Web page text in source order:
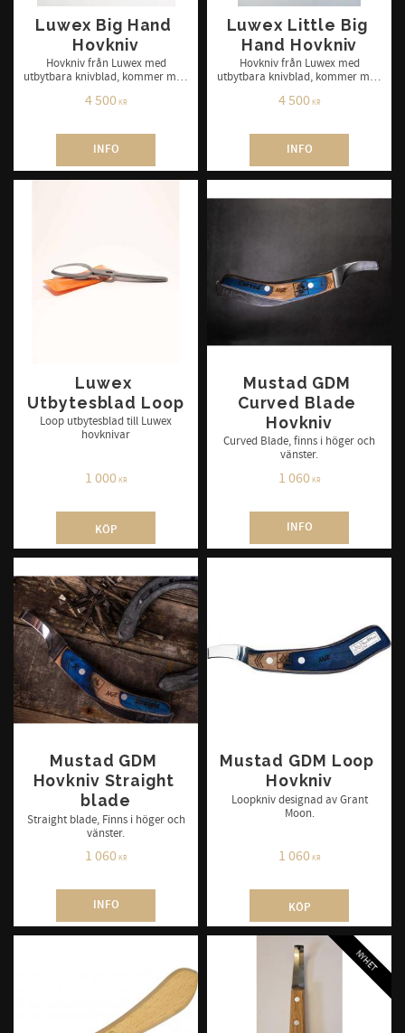
Luwex Big Hand
Hovkniv
Hovkniv från Luwex med
utbytbara knivblad, kommer med
knivblad
4 500KR
INFO
Luwex Little Big
Hand Hovkniv
​Hovkniv från Luwex med
utbytbara knivblad, kommer med
knivblad
4 500KR
INFO
Luwex
Utbytesblad Loop
Loop utbytesblad till Luwex
hovknivar
1 000KR
KÖP
Mustad GDM
Curved Blade
Hovkniv
Curved Blade, finns i höger och
vänster.
1 060KR
INFO
Mustad GDM
Hovkniv Straight
blade
Straight blade, Finns i höger och
vänster.
1 060KR
INFO
Mustad GDM Loop
Hovkniv
Loopkniv designad av Grant
Moon.
1 060KR
KÖP
NYHET